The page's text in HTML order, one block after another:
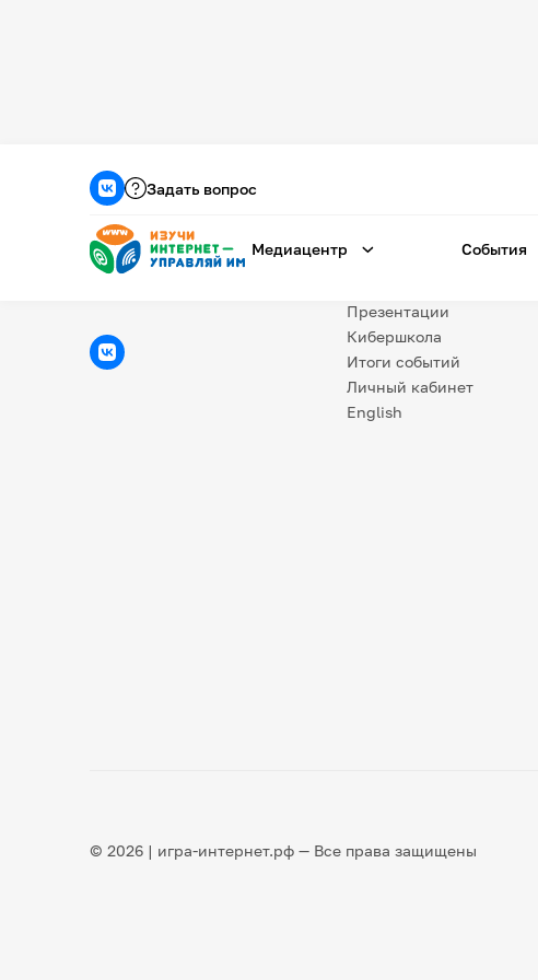
Задать вопрос
Медиацентр События
Презентации
Кибершкола
Итоги событий
Личный кабинет
English
© 2026 | игра-интернет.рф — Все права защищены